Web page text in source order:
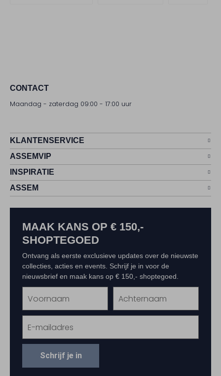
CONTACT
Maandag - zaterdag 09:00 - 17:00 uur
KLANTENSERVICE
ASSEMVIP
INSPIRATIE
ASSEM
MAAK KANS OP € 150,-
SHOPTEGOED
Ontvang als eerste exclusieve updates over de nieuwste
collecties, acties en events. Schrijf je in voor de
nieuwsbrief en maak kans op € 150,- shoptegoed.
Schrijf je in